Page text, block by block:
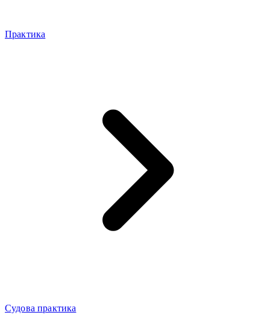
Практика
Судова практика